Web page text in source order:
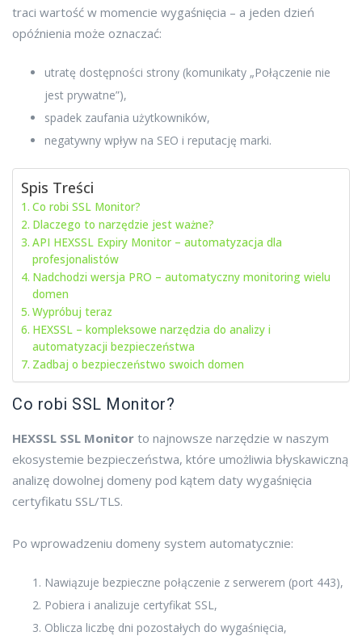
traci wartość w momencie wygaśnięcia – a jeden dzień
opóźnienia może oznaczać:
utratę dostępności strony (komunikaty „Połączenie nie
jest prywatne”),
spadek zaufania użytkowników,
negatywny wpływ na SEO i reputację marki.
Spis Treści
Co robi SSL Monitor?
Dlaczego to narzędzie jest ważne?
API HEXSSL Expiry Monitor – automatyzacja dla
profesjonalistów
Nadchodzi wersja PRO – automatyczny monitoring wielu
domen
Wypróbuj teraz
HEXSSL – kompleksowe narzędzia do analizy i
automatyzacji bezpieczeństwa
Zadbaj o bezpieczeństwo swoich domen
Co robi SSL Monitor?
HEXSSL SSL Monitor to najnowsze narzędzie w naszym
ekosystemie bezpieczeństwa, które umożliwia błyskawiczną
analizę dowolnej domeny pod kątem daty wygaśnięcia
certyfikatu SSL/TLS.
Po wprowadzeniu domeny system automatycznie:
Nawiązuje bezpieczne połączenie z serwerem (port 443),
Pobiera i analizuje certyfikat SSL,
Oblicza liczbę dni pozostałych do wygaśnięcia,